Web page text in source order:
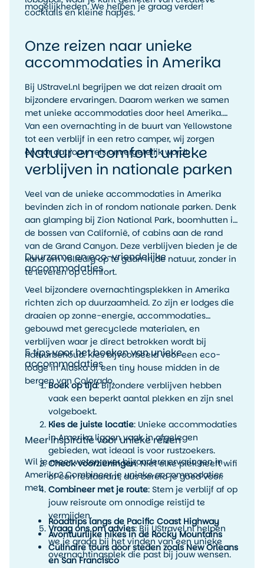
cocktails en kleine hapjes.
mogelijkheden. We helpen je graag verder!
Onze reizen naar unieke
accommodaties in Amerika
Bij UStravel.nl begrijpen we dat reizen draait om
bijzondere ervaringen. Daarom werken we samen
met unieke accommodaties door heel Amerika.
Van een overnachting in de buurt van Yellowstone
tot een verblijf in een retro camper, wij zorgen
ervoor dat jouw reis onvergetelijk wordt.
Natuur en comfort: unieke
verblijven in nationale parken
Veel van de unieke accommodaties in Amerika
bevinden zich in of rondom nationale parken. Denk
aan glamping bij Zion National Park, boomhutten in
de bossen van Californië, of cabins aan de rand
van de Grand Canyon. Deze verblijven bieden je de
kans om volledig op te gaan in de natuur, zonder in
te leveren op comfort.
Duurzame en eco-vriendelijke
accommodaties
Veel bijzondere overnachtingsplekken in Amerika
richten zich op duurzaamheid. Zo zijn er lodges die
draaien op zonne-energie, accommodaties
gebouwd met gerecyclede materialen, en
verblijven waar je direct betrokken wordt bij
natuurbehoud. Kies bijvoorbeeld voor een eco-
lodge in Alaska of een tiny house midden in de
bergen van Colorado.
5 tips voor het boeken van unieke
accommodaties
Boek op tijd: Bijzondere verblijven hebben
vaak een beperkt aantal plekken en zijn snel
volgeboekt.
Kies de juiste locatie: Unieke accommodaties
in Amerika liggen vaak in afgelegen
gebieden, wat ideaal is voor rustzoekers.
Check voorzieningen: Niet elke plek heeft wifi
of een restaurant, dus bereid je goed voor.
Combineer met je route: Stem je verblijf af op
jouw reisroute om onnodige reistijd te
vermijden.
Vraag ons om advies: Bij UStravel.nl helpen
we je graag bij het vinden van een unieke
overnachtingsplek die past bij jouw wensen.
Meer inspiratie voor unieke reizen
Wil je meer weten over bijzondere ervaringen in
Amerika? Combineer je unieke accommodaties
met:
Roadtrips langs de Pacific Coast Highway
Avontuurlijke hikes in de Rocky Mountains
Culinaire tours door steden zoals New Orleans
en San Francisco